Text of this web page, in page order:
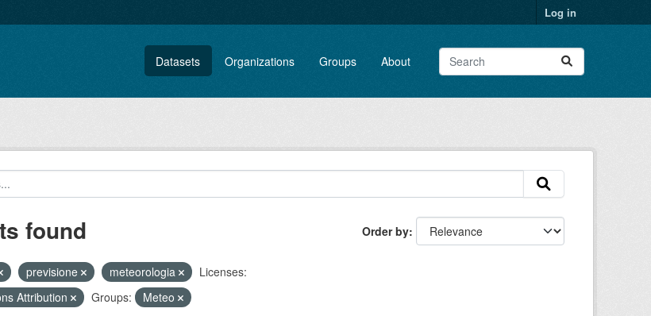
Log in
Datasets Organizations Groups About
Order by
found
previsione meteorologia
Licenses:
Attribution
Groups: Meteo